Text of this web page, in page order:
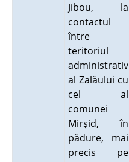
Jibou, la
contactul
între
teritoriul
administrativ
al Zalăului cu
cel al
comunei
Mirşid, în
pădure, mai
precis pe